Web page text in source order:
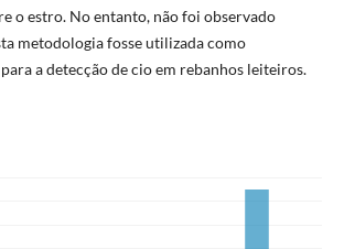
o estro. No entanto, não foi observado
metodologia fosse utilizada como
a detecção de cio em rebanhos leiteiros.